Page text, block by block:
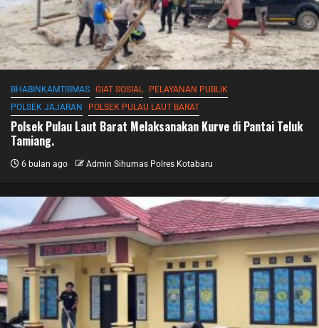
BHABINKAMTIBMAS GIAT SOSIAL
PELAYANAN PUBLIK
POLSEK JAJARAN
POLSEK PULAU LAUT BARAT
Polsek Pulau Laut Barat Melaksanakan Kurve di Pantai Teluk
Tamiang.
6 bulan ago Admin Sihumas Polres Kotabaru